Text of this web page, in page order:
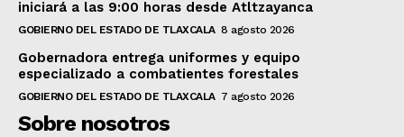
iniciará a las 9:00 horas desde Atltzayanca
GOBIERNO DEL ESTADO DE TLAXCALA 8 agosto 2026
Gobernadora entrega uniformes y equipo
especializado a combatientes forestales
GOBIERNO DEL ESTADO DE TLAXCALA 7 agosto 2026
Sobre nosotros